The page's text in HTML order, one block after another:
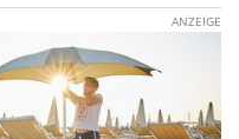
ANZEIGE